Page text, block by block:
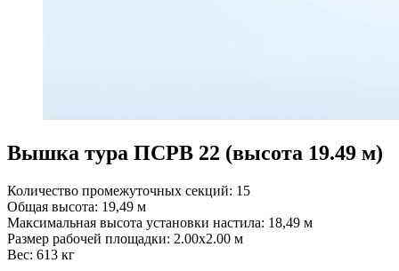
Вышка тура ПСРВ 22 (высота 19.49 м)
Количество промежуточных секций: 15
Общая высота: 19,49 м
Максимальная высота установки настила: 18,49 м
Размер рабочей площадки: 2.00x2.00 м
Вес: 613 кг